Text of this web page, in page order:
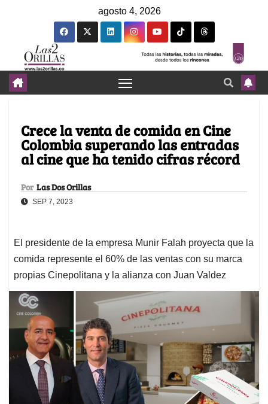
agosto 4, 2026
Crece la venta de comida en Cine
Colombia superando las entradas
al cine que ha tenido cifras récord
Por Las Dos Orillas
SEP 7, 2023
El presidente de la empresa Munir Falah proyecta que la
comida represente el 60% de las ventas con su marca
propias Cinepolitana y la alianza con Juan Valdez